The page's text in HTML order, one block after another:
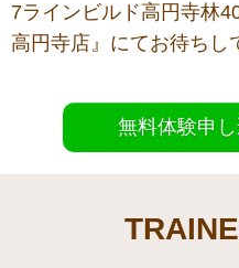
7ラインビルド高円寺林
高円寺店』にてお待ちし
無料体験申